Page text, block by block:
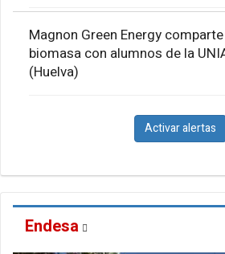
Magnon Green Energy
biomasa con alumnos de la
(Huelva)
Activar alertas
Endesa